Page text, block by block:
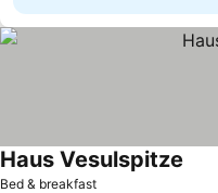
Bed & breakfast
Haus Vesulspitze